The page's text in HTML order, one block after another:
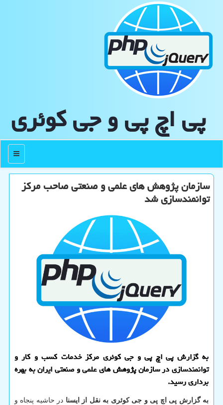
پی اچ پی و جی كوئری
منو
سازمان پژوهش های علمی و صنعتی صاحب مرکز
توانمندسازی شد
به گزارش پی اچ پی و جی کوئری مرکز خدمات کسب و کار و
توانمندسازی در سازمان پژوهش های علمی و صنعتی ایران به بهره
برداری رسید.
به گزارش پی اچ پی و جی کوئری به نقل از ایسنا در حاشیه پنجاه و